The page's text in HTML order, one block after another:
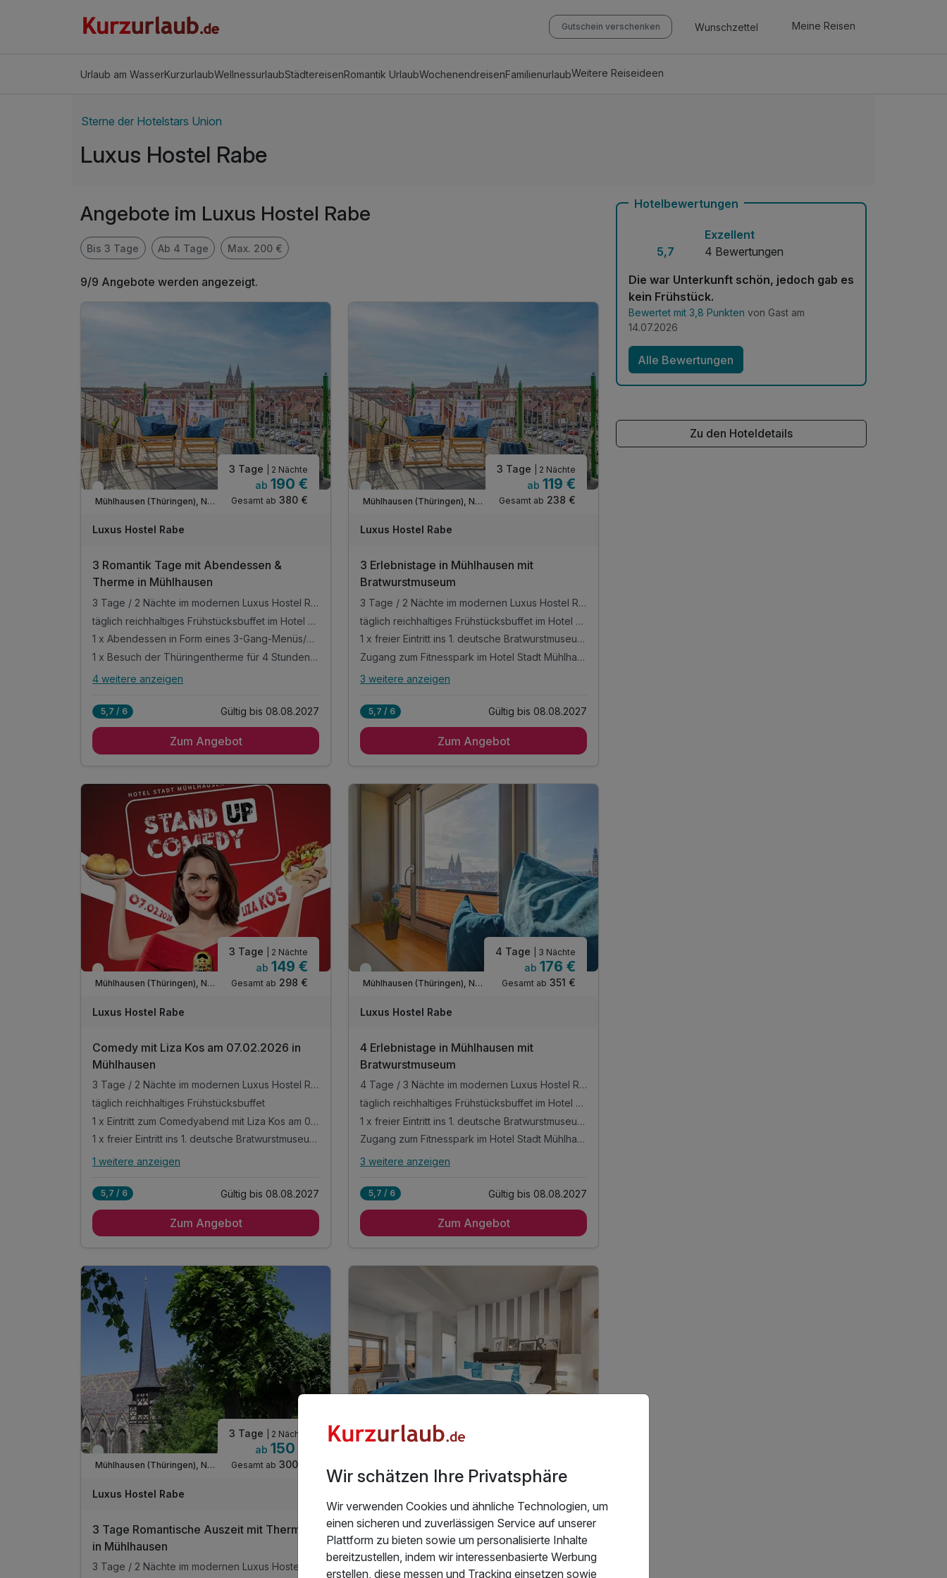
Gutschein verschenken Wunschzettel Meine Reisen
Urlaub am WasserKurzurlaubWellnessurlaubStädtereisenRomantik UrlaubWochenendreisenFamilienurlaubWeitere Reiseideen
Sterne der Hotelstars Union
Luxus Hostel Rabe
Angebote im Luxus Hostel Rabe
Bis 3 Tage Ab 4 Tage Max. 200 €
9/9 Angebote werden angezeigt.
In 1 Woche wieder frei
Mühlhausen (Thüringen), Nordthüringen
3 Tage | 2 Nächte
ab 190 €
Gesamt ab 380 €
Luxus Hostel Rabe
3 Romantik Tage mit Abendessen &
Therme in Mühlhausen
3 Tage / 2 Nächte im modernen Luxus Hostel Rabe, in zentraler Altstadtlage von Mühlhausen
täglich reichhaltiges Frühstücksbuffet im Hotel Mühlhäuser Hof von 07:00 Uhr bis 10:00 Uhr
1 x Abendessen in Form eines 3-Gang-Menüs/Buffets nach Wahl des Küchenchefs im Hotel Stadt Mühlhausen, Kasseler Straße 5, 99974 Mühlhausen
1 x Besuch der Thüringentherme für 4 Stunden (Sauna vor Ort zubuchbar)
Alle Inklusivleistungen
Rabe, in zentraler Altstadtlage von Mühlhausen
täglich reichhaltiges Frühstücksbuffet im Hotel
1 x Abendessen in Form eines 3-Gang-
Menüs/Buffets nach Wahl des Küchenchefs im
Hotel Stadt Mühlhausen, Kasseler Straße 5,
99974 Mühlhausen
1 x Besuch der Thüringentherme für 4 Stunden
(Sauna vor Ort zubuchbar)
kleines Willkommensgeschenk
1 x Flasche Wasser auf dem Zimmer
1 x Info-Material und Stadtplan
WLAN-Nutzung
4 weitere anzeigen
5,7 / 6 Gültig bis 08.08.2027
Zum Angebot
Immer verfügbar
Mühlhausen (Thüringen), Nordthüringen
3 Tage | 2 Nächte
ab 119 €
Gesamt ab 238 €
Luxus Hostel Rabe
3 Erlebnistage in Mühlhausen mit
Bratwurstmuseum
3 Tage / 2 Nächte im modernen Luxus Hostel Rabe, in zentraler Altstadtlage von Mühlhausen
täglich reichhaltiges Frühstücksbuffet im Hotel Mühlhäuser Hof
1 x freier Eintritt ins 1. deutsche Bratwurstmuseum inkl. Thüringer Rostbratwurst vom Grill und Getränk
Zugang zum Fitnesspark im Hotel Stadt Mühlhausen
Alle Inklusivleistungen
Rabe, in zentraler Altstadtlage von Mühlhausen
täglich reichhaltiges Frühstücksbuffet im Hotel
1 x freier Eintritt ins 1. deutsche Bratwurstmuseum
inkl. Thüringer Rostbratwurst vom Grill und
10% Nachlass auf den Eintritt in die
Thüringentherme
10% Nachlass auf die Gesamtrechnung im
Restaurant "Meat"
WLAN-Nutzung
3 weitere anzeigen
5,7 / 6 Gültig bis 08.08.2027
Zum Angebot
Saisonal verfügbar
Mühlhausen (Thüringen), Nordthüringen
3 Tage | 2 Nächte
ab 149 €
Gesamt ab 298 €
Luxus Hostel Rabe
Comedy mit Liza Kos am 07.02.2026 in
Mühlhausen
3 Tage / 2 Nächte im modernen Luxus Hostel Rabe, in zentraler Altstadtlage von Mühlhausen
täglich reichhaltiges Frühstücksbuffet
1 x Eintritt zum Comedyabend mit Liza Kos am 07.02.2026 im Mühlhussia
1 x freier Eintritt ins 1. deutsche Bratwurstmuseum inkl. Thüringer Rostbratwurst vom Grill und Getränk
Alle Inklusivleistungen
Rabe, in zentraler Altstadtlage von Mühlhausen
täglich reichhaltiges Frühstücksbuffet
07.02.2026 im Mühlhussia
1 x freier Eintritt ins 1. deutsche Bratwurstmuseum
inkl. Thüringer Rostbratwurst vom Grill und
Getränk
WLAN-Nutzung
1 weitere anzeigen
5,7 / 6 Gültig bis 08.08.2027
Zum Angebot
Immer verfügbar
Mühlhausen (Thüringen), Nordthüringen
4 Tage | 3 Nächte
ab 176 €
Gesamt ab 351 €
Luxus Hostel Rabe
4 Erlebnistage in Mühlhausen mit
Bratwurstmuseum
4 Tage / 3 Nächte im modernen Luxus Hostel Rabe, in zentraler Altstadtlage von Mühlhausen
täglich reichhaltiges Frühstücksbuffet im Hotel Mühlhäuser Hof
1 x freier Eintritt ins 1. deutsche Bratwurstmuseum inkl. Thüringer Rostbratwurst vom Grill und Getränk
Zugang zum Fitnesspark im Hotel Stadt Mühlhausen
Alle Inklusivleistungen
Rabe, in zentraler Altstadtlage von Mühlhausen
täglich reichhaltiges Frühstücksbuffet im Hotel
inkl. Thüringer Rostbratwurst vom Grill und
Zugang zum Fitnesspark im Hotel Stadt
Mühlhausen
10% Nachlass auf den Eintritt in die
Thüringentherme
10% Nachlass auf die Gesamtrechnung im
3 weitere anzeigen
5,7 / 6 Gültig bis 08.08.2027
Zum Angebot
Immer verfügbar
Mühlhausen (Thüringen), Nordthüringen
3 Tage | 2 Nächte
ab 150 €
Gesamt ab 300 €
Luxus Hostel Rabe
3 Tage Romantische Auszeit mit Therme
in Mühlhausen
2 Tage „Luxus“-Auszeit im Thüringer
Kulturherz
Hotelbewertungen
5,7
Exzellent
4 Bewertungen
Die war Unterkunft schön, jedoch gab es
kein Frühstück.
Bewertet mit 3,8 Punkten von Gast am
14.07.2026
Alle Bewertungen
Zu den Hoteldetails
Wir schätzen Ihre Privatsphäre
Wir verwenden Cookies und ähnliche Technologien, um
einen sicheren und zuverlässigen Service auf unserer
Plattform zu bieten sowie um personalisierte Inhalte
bereitzustellen, indem wir interessenbasierte Werbung
erstellen, diese messen und Tracking einsetzen sowie